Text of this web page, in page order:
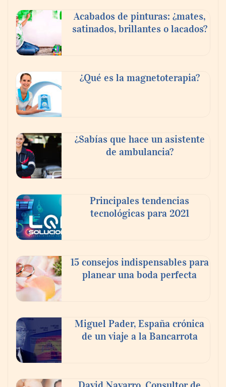
buscan proyectar talento mexicano y
fortalecer el turismo médico
En el Día de la Cerveza, Grupo Modelo
mundo elige para reunirse: 7 de cada 10 la
escogen
compromiso para el eclipse solar del 12 de
agosto
Acabados de pinturas: ¿mates,
satinados, brillantes o lacados?
¿Qué es la magnetoterapia?
¿Sabías que hace un asistente
de ambulancia?
Principales tendencias
tecnológicas para 2021
15 consejos indispensables para
planear una boda perfecta
Miguel Pader, España crónica
de un viaje a la Bancarrota